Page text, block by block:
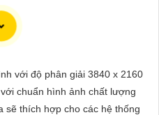
giới thiệu Camera Dahua
với độ phân giải 3840 x 2160
chuẩn hình ảnh chất lượng
sẽ thích hợp cho các hệ thống